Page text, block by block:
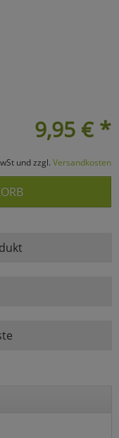
9,95 € *
und zzgl. Versandkosten